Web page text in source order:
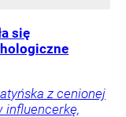
się
z cenionej
influencerkę,